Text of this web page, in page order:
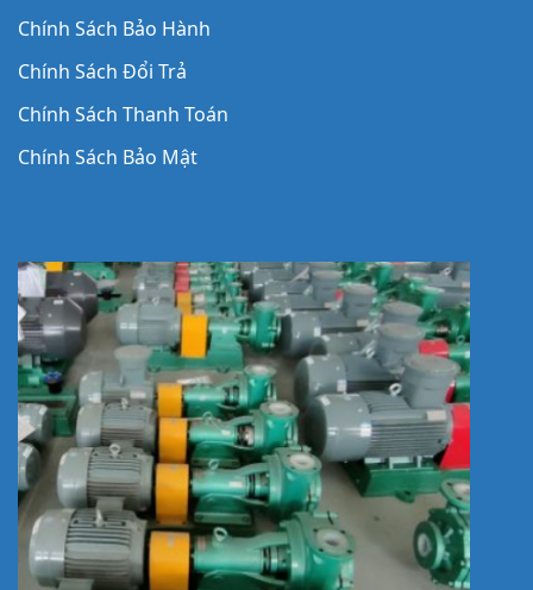
Chính Sách Bảo Hành
Chính Sách Đổi Trả
Chính Sách Thanh Toán
Chính Sách Bảo Mật